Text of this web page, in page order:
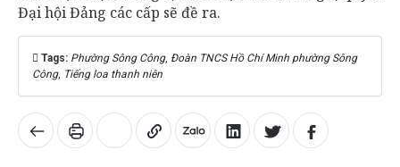
Đại hội Đảng các cấp sẽ đề ra.
Tags: Phường Sông Công, Đoàn TNCS Hồ Chí Minh phường Sông
Công, Tiếng loa thanh niên